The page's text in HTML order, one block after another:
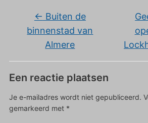
← Buiten de
binnenstad van
Almere
Een reactie plaatsen
Je e-mailadres wordt niet gepubliceerd.
gemarkeerd met *